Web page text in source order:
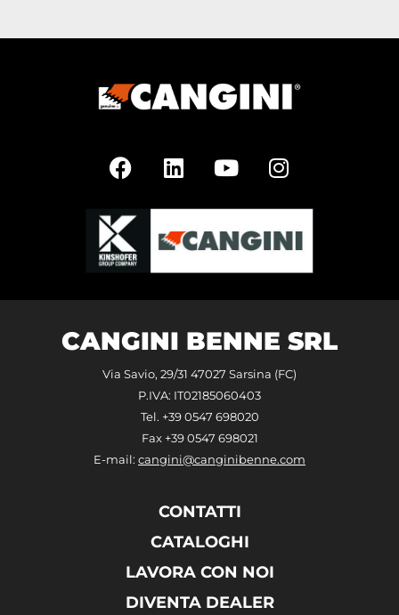
CANGINI BENNE SRL
Via Savio, 29/31 47027 Sarsina (FC)
P.IVA: IT02185060403
Tel. +39 0547 698020
Fax +39 0547 698021
E-mail: cangini@canginibenne.com
CONTATTI
CATALOGHI
LAVORA CON NOI
DIVENTA DEALER